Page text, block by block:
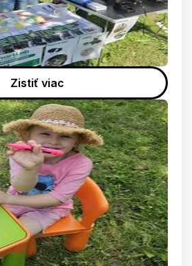
Zistiť viac